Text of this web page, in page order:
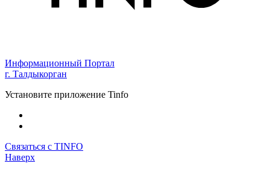
Информационный Портал
г. Талдыкорган
Установите приложение Tinfo
Связаться с TINFO
Наверх